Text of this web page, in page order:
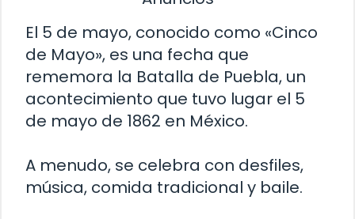
El 5 de mayo, conocido como «Cinco
de Mayo», es una fecha que
rememora la Batalla de Puebla, un
acontecimiento que tuvo lugar el 5
de mayo de 1862 en México.
A menudo, se celebra con desfiles,
música, comida tradicional y baile.